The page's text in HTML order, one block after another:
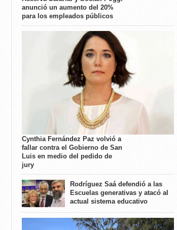
anunció un aumento del 20%
para los empleados públicos
Cynthia Fernández Paz volvió a
fallar contra el Gobierno de San
Luis en medio del pedido de
jury
Rodríguez Saá defendió a las
Escuelas generativas y atacó al
actual sistema educativo